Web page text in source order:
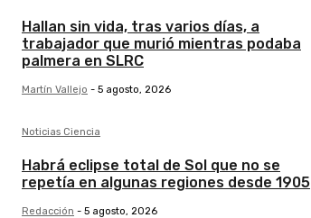
Hallan sin vida, tras varios días, a
trabajador que murió mientras podaba
palmera en SLRC
Martín Vallejo - 5 agosto, 2026
Noticias Ciencia
Habrá eclipse total de Sol que no se
repetía en algunas regiones desde 1905
Redacción - 5 agosto, 2026